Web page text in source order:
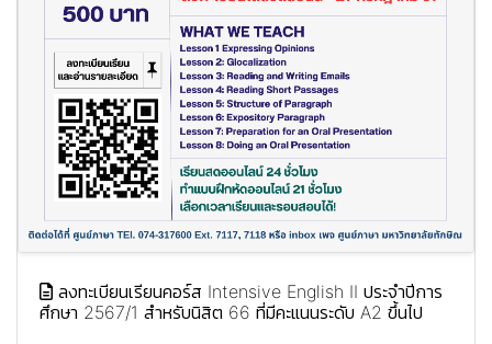
ลงทะเบียนเรียนคอร์ส Intensive English II ประจำปีการ
ศึกษา 2567/1 สำหรับนิสิต 66 ที่มีคะแนนระดับ A2 ขึ้นไป